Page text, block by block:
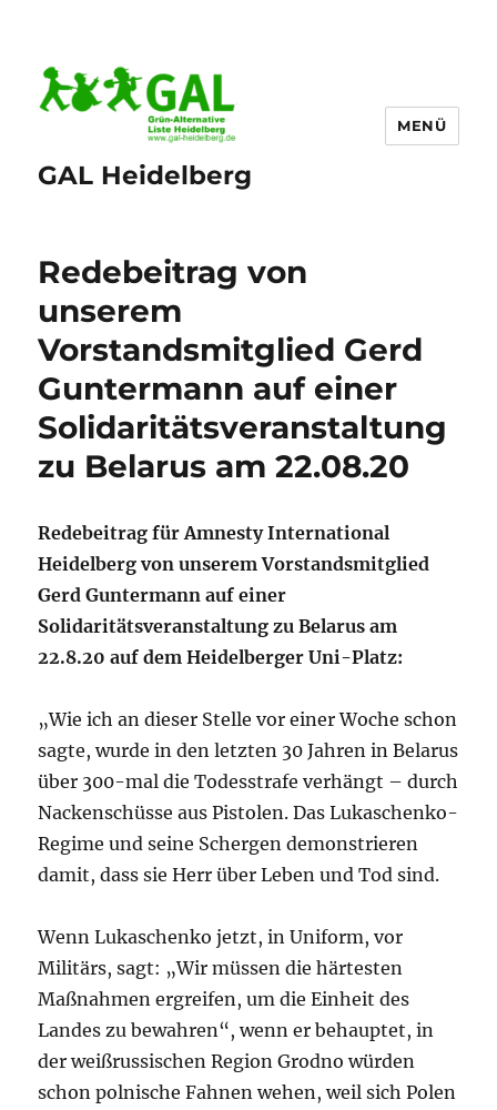
GAL Heidelberg
MENÜ
Redebeitrag von
unserem
Vorstandsmitglied Gerd
Guntermann auf einer
Solidaritätsveranstaltung
zu Belarus am 22.08.20
Redebeitrag für Amnesty International
Heidelberg von unserem Vorstandsmitglied
Gerd Guntermann auf einer
Solidaritätsveranstaltung zu Belarus am
22.8.20 auf dem Heidelberger Uni-Platz:
„Wie ich an dieser Stelle vor einer Woche schon
sagte, wurde in den letzten 30 Jahren in Belarus
über 300-mal die Todesstrafe verhängt – durch
Nackenschüsse aus Pistolen. Das Lukaschenko-
Regime und seine Schergen demonstrieren
damit, dass sie Herr über Leben und Tod sind.
Wenn Lukaschenko jetzt, in Uniform, vor
Militärs, sagt: „Wir müssen die härtesten
Maßnahmen ergreifen, um die Einheit des
Landes zu bewahren“, wenn er behauptet, in
der weißrussischen Region Grodno würden
schon polnische Fahnen wehen, weil sich Polen